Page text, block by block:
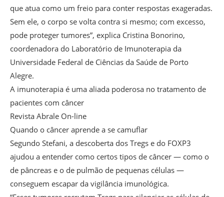
que atua como um freio para conter respostas exageradas.
Sem ele, o corpo se volta contra si mesmo; com excesso,
pode proteger tumores”, explica Cristina Bonorino,
coordenadora do Laboratório de Imunoterapia da
Universidade Federal de Ciências da Saúde de Porto
Alegre.
A imunoterapia é uma aliada poderosa no tratamento de
pacientes com câncer
Revista Abrale On-line
Quando o câncer aprende a se camuflar
Segundo Stefani, a descoberta dos Tregs e do FOXP3
ajudou a entender como certos tipos de câncer — como o
de pâncreas e o de pulmão de pequenas células —
conseguem escapar da vigilância imunológica.